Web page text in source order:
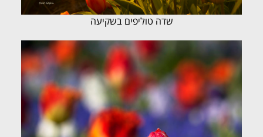
שדה טוליפים בשקיעה